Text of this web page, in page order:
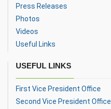
Press Releases
Photos
Videos
Useful Links
USEFUL LINKS
First Vice President Office
Second Vice President Office